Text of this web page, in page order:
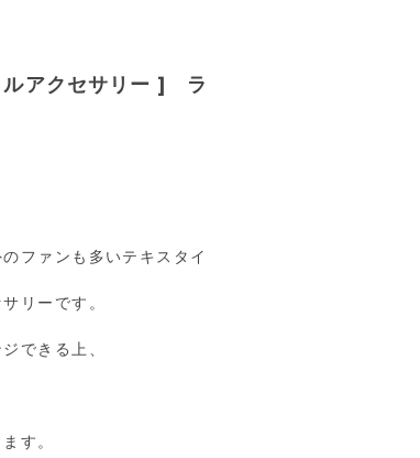
ルアクセサリー ] ラ
ファンも多いテキスタイ
リーです。
できる上、
す。